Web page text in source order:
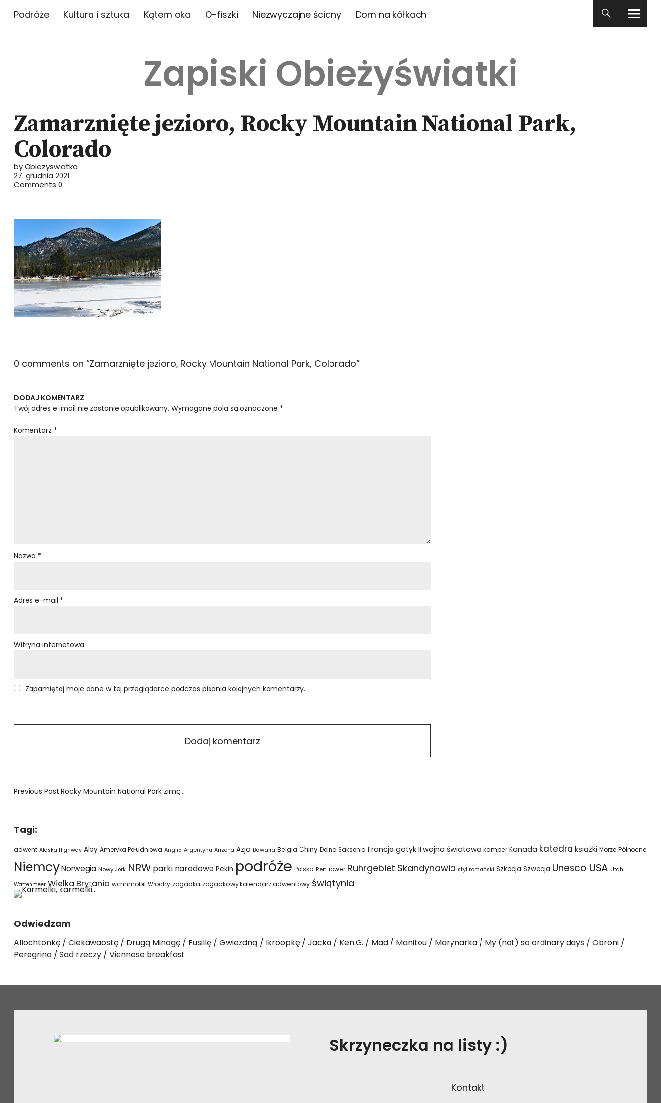
Podróże Kultura i sztuka Kątem oka O-fiszki Niezwyczajne ściany Dom na kółkach
Zapiski Obieżyświatki
Zamarznięte jezioro, Rocky Mountain National Park,
Colorado
by Obiezyswiatka
27. grudnia 2021
Comments 0
0 comments on “Zamarznięte jezioro, Rocky Mountain National Park, Colorado”
DODAJ KOMENTARZ
Twój adres e-mail nie zostanie opublikowany. Wymagane pola są oznaczone *
Komentarz *
Nazwa *
Adres e-mail *
Witryna internetowa
Zapamiętaj moje dane w tej przeglądarce podczas pisania kolejnych komentarzy.
Previous Post Rocky Mountain National Park zimą…
Tagi:
adwent Alaska Highway Alpy Ameryka Południowa Anglia Argentyna Arizona Azja Bawaria Belgia Chiny Dolna Saksonia Francja gotyk II wojna światowa kamper Kanada katedra książki Morze Północne
NiemcyNorwegia Nowy Jork NRW parki narodowe Pekin podróże Polska Ren rower Ruhrgebiet Skandynawia styl romański Szkocja Szwecja Unesco USA Utah
Wattenmeer Wielka Brytania wohnmobil Włochy zagadka zagadkowy kalendarz adwentowy świątynia
Odwiedzam
Allochtonkę Ciekawaostę Drugą Minogę Fusillę Gwiezdną Ikroopkę Jacka Ken.G. Mad Manitou Marynarka My (not) so ordinary days
Obroni
Peregrino
Sad rzeczy Viennese breakfast
Skrzyneczka na listy :)
Kontakt